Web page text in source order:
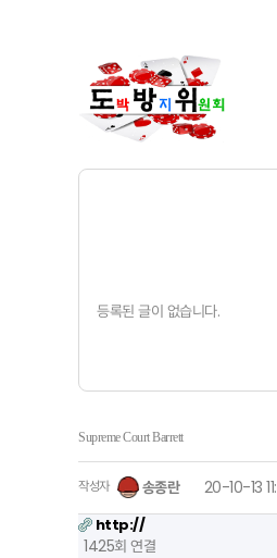
등록된 글이 없습니다.
Supreme Court Barrett
작성자 송종란 20-10-13
http://
1425회 연결